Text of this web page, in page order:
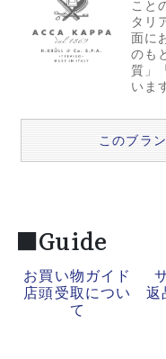
こと
タリ
面に
のも
質」
いま
このブラ
■Guide
お買い物ガイド
店頭受取につい
て
返